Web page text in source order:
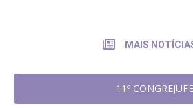
MAIS
11º CONGREJUFE